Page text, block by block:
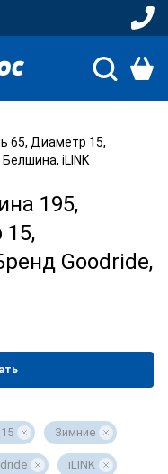
65, Диаметр 15,
iLINK
195,
Goodride,
15 Зимние
iLINK